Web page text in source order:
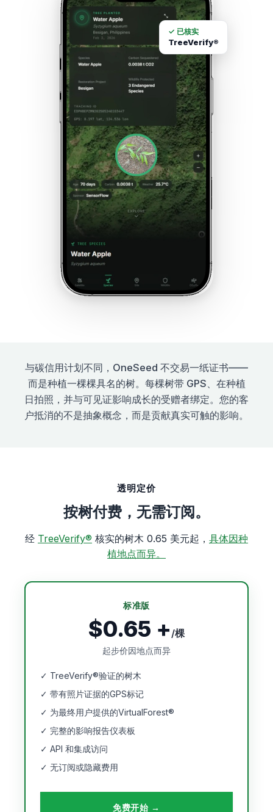
✓ 已核实
TreeVerify®
与碳信用计划不同，OneSeed 不交易一纸证书——
而是种植一棵棵具名的树。每棵树带 GPS、在种植
日拍照，并与可见证影响成长的受赠者绑定。您的客
户抵消的不是抽象概念，而是贡献真实可触的影响。
透明定价
按树付费，无需订阅。
经 TreeVerify® 核实的树木 0.65 美元起， 具体因种
植地点而异。
标准版
$0.65 + /棵
起步价因地点而异
✓ TreeVerify®验证的树木
✓ 带有照片证据的GPS标记
✓ 为最终用户提供的VirtualForest®
✓ 完整的影响报告仪表板
✓ API 和集成访问
✓ 无订阅或隐藏费用
免费开始 →